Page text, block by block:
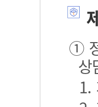
①
상
1.